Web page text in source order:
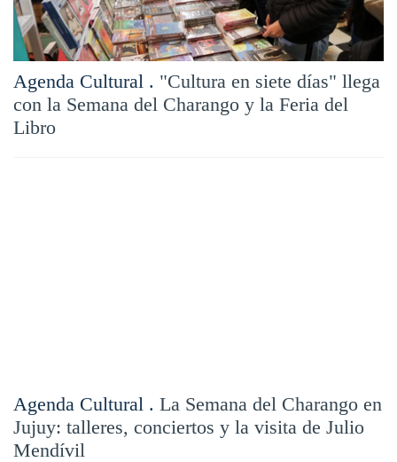
Agenda Cultural . "Cultura en siete días" llega
con la Semana del Charango y la Feria del
Libro
Agenda Cultural . La Semana del Charango en
Jujuy: talleres, conciertos y la visita de Julio
Mendívil